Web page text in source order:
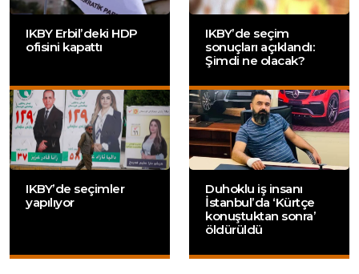
IKBY Erbil’deki HDP
ofisini kapattı
IKBY’de seçim
sonuçları açıklandı:
Şimdi ne olacak?
IKBY’de seçimler
yapılıyor
Duhoklu iş insanı
İstanbul’da ‘Kürtçe
konuştuktan sonra’
öldürüldü